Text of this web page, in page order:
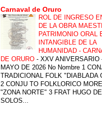
Carnaval de Oruro
ROL DE INGRESO
DE LA OBRA
PATRIMONIO ORAL
INTANGIBLE DE LA
HUMANIDAD -
DE ORURO - XXV ANIVERSARIO
MAYO DE 2026 No Nombre 1
TRADICIONAL FOLK "DIABLADA
2 CONJU TO FOLKLORICO
"ZONA NORTE" 3 FRAT HUGO
SOLOS...